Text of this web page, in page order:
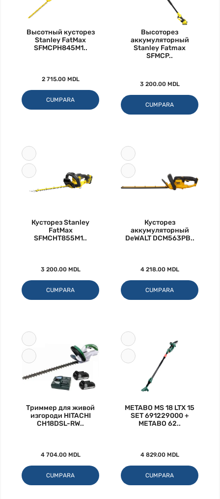
Высотный кусторез
Stanley FatMax
SFMCPH845M1..
2 715.00 MDL
CUMPARA
Высоторез
аккумуляторный
Stanley Fatmax
SFMCP..
3 200.00 MDL
CUMPARA
Кусторез Stanley
FatMax
SFMCHT855M1..
3 200.00 MDL
CUMPARA
Кусторез
аккумуляторный
DeWALT DCM563PB..
4 218.00 MDL
CUMPARA
Триммер для живой
изгороди HITACHI
CH18DSL-RW..
4 704.00 MDL
CUMPARA
METABO MS 18 LTX 15
SET 691229000 +
METABO 62..
4 829.00 MDL
CUMPARA